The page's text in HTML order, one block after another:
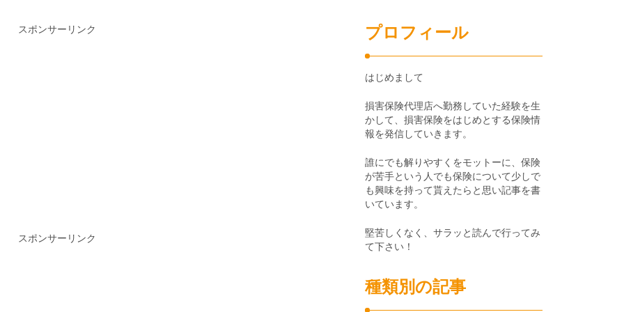
スポンサーリンク
スポンサーリンク
プロフィール
はじめまして
損害保険代理店へ勤務していた経験を生
かして、損害保険をはじめとする保険情
報を発信していきます。
誰にでも解りやすくをモットーに、保険
が苦手という人でも保険について少しで
も興味を持って貰えたらと思い記事を書
いています。
堅苦しくなく、サラッと読んで行ってみ
て下さい！
種類別の記事